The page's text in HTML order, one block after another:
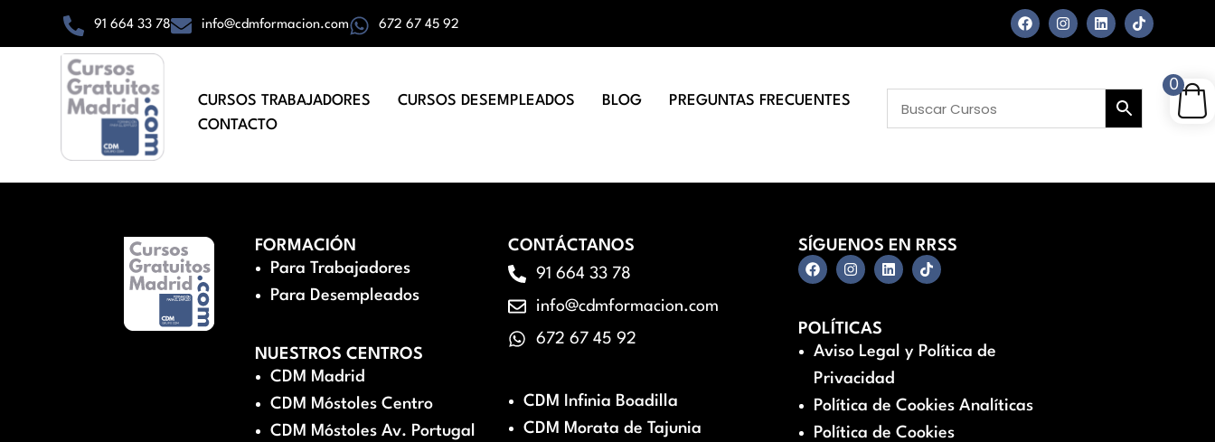
91 664 33 78 info@cdmformacion.com 672 67 45 92
CURSOS TRABAJADORES CURSOS DESEMPLEADOS BLOG
PREGUNTAS FRECUENTES
CONTACTO
FORMACIÓN
Para Trabajadores
Para Desempleados
NUESTROS CENTROS
CDM Madrid
CDM Móstoles Centro
CDM Móstoles Av. Portugal
CONTÁCTANOS
91 664 33 78
info@cdmformacion.com
672 67 45 92
CDM Infinia Boadilla
CDM Morata de Tajunia
SÍGUENOS EN RRSS
POLÍTICAS
Aviso Legal y Política de
Privacidad
Política de Cookies Analíticas
Política de Cookies
0